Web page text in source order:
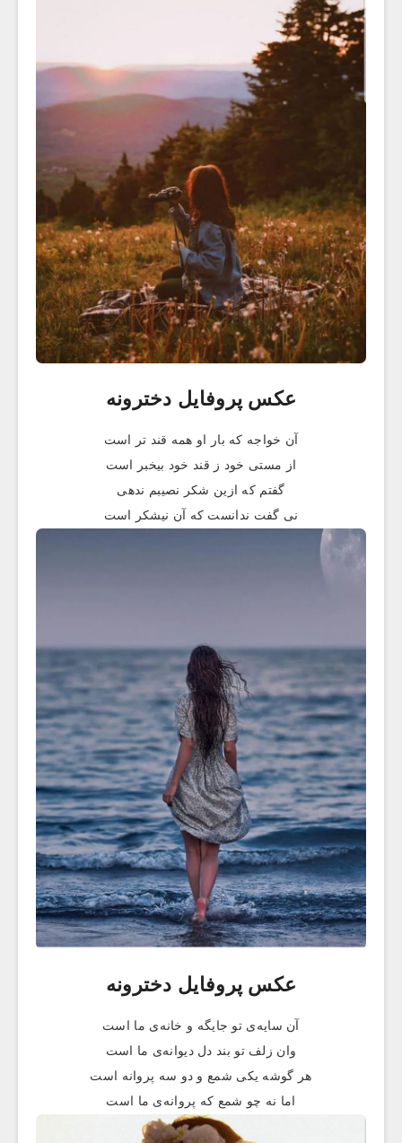
عکس پروفایل دخترونه
آن خواجه که بار او همه قند تر است
از مستی خود ز قند خود بیخبر است
گفتم که ازین شکر نصیبم ندهی
نی گفت ندانست که آن نیشکر است
عکس پروفایل دخترونه
آن سایه‌ی تو جایگه و خانه‌ی ما است
وان زلف تو بند دل دیوانه‌ی ما است
هر گوشه یکی شمع و دو سه پروانه است
اما نه چو شمع که پروانه‌ی ما است